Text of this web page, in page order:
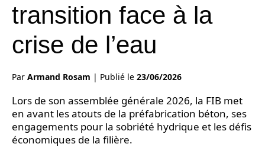
transition face à la
crise de l’eau
Par Armand Rosam | Publié le 23/06/2026
Lors de son assemblée générale 2026, la FIB met
en avant les atouts de la préfabrication béton, ses
engagements pour la sobriété hydrique et les défis
économiques de la filière.